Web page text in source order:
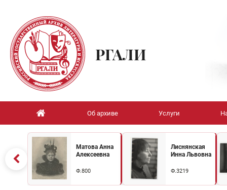
РГАЛИ
Об архиве Услуги
Матова Анна
Алексеевна
Ф.800
Лиснянская
Инна Львовна
Ф.3219